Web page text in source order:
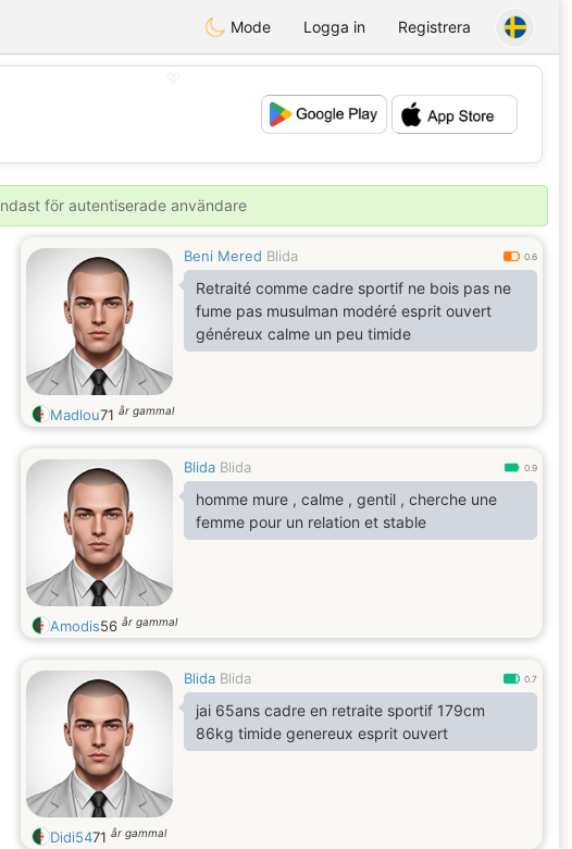
Mode Logga in Registrera
💕
för autentiserade användare
Beni Mered Blida 0.6
Retraité comme cadre sportif ne bois pas ne
fume pas musulman modéré esprit ouvert
généreux calme un peu timide
Madlou71 år gammal
Blida Blida 0.9
homme mure , calme , gentil , cherche une
femme pour un relation et stable
Amodis56 år gammal
Blida Blida 0.7
jai 65ans cadre en retraite sportif 179cm
86kg timide genereux esprit ouvert
Didi5471 år gammal